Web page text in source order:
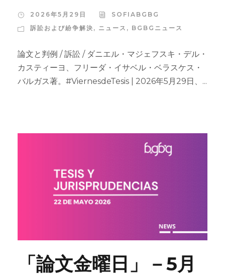
2026年5月29日
SOFIABGBG
訴訟および紛争解決 , ニュース , BGBGニュース
論文と判例 / 訴訟 / ダニエル・マジェフスキ・デル・
カスティーヨ、フリーダ・イサベル・ベラスケス・
バルガス著。#ViernesdeTesis | 2026年5月29日、...
「論文金曜日」－5月